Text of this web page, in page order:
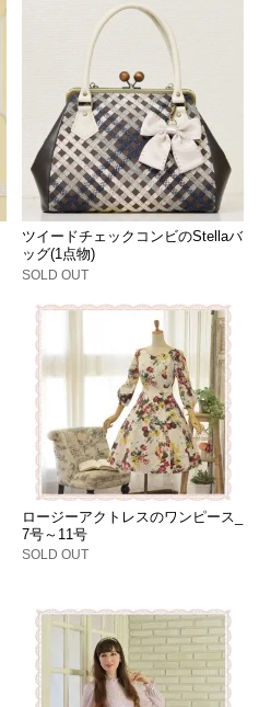
ツイードチェックコンビのStellaバ
ッグ(1点物)
SOLD OUT
ロージーアクトレスのワンピース_
7号～11号
SOLD OUT